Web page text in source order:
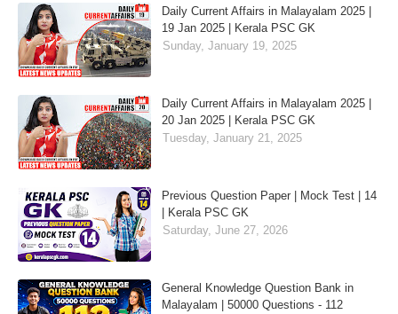
Daily Current Affairs in Malayalam 2025 |
19 Jan 2025 | Kerala PSC GK
Sunday, January 19, 2025
Daily Current Affairs in Malayalam 2025 |
20 Jan 2025 | Kerala PSC GK
Tuesday, January 21, 2025
Previous Question Paper | Mock Test | 14
| Kerala PSC GK
Saturday, June 27, 2026
General Knowledge Question Bank in
Malayalam | 50000 Questions - 112